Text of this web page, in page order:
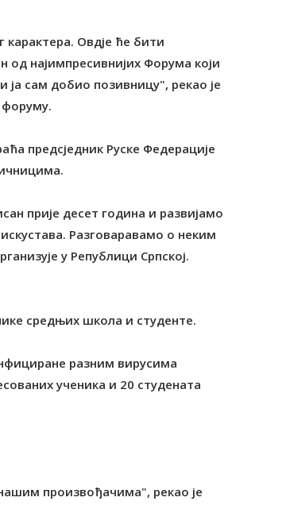
Овдје ће бити
од најимпресивнијих Форума који
ја сам добио позивницу", рекао је
форуму.
предсједник Руске Федерације
прије десет година и развијамо
Разговаравамо о неким
у Републици Српској.
средњих школа и студенте.
разним вирусима
ученика и 20 студената
произвођачима", рекао је